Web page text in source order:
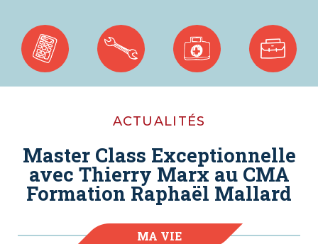
ACTUALITÉS
Master Class Exceptionnelle
avec Thierry Marx au CMA
Formation Raphaël Mallard
MA VIE